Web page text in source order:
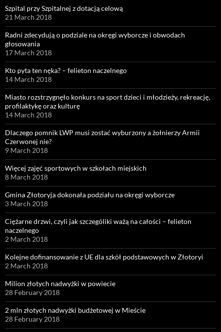
Szpital przy Szpitalnej z dotacją celową
21 March 2018
Radni zdecydują o podziale na okręgi wyborcze i obwodach
głosowania
17 March 2018
Kto pyta ten nęka? – felieton naczelnego
14 March 2018
Miasto rozstrzygnęło konkurs na sport dzieci i młodzieży, rekreację,
profilaktykę oraz kulturę
14 March 2018
Dlaczego pomnik LWP musi zostać wyburzony a żołnierzy Armii
Czerwonej nie?
9 March 2018
Więcej zajęć sportowych w szkołach miejskich
8 March 2018
Gmina Złotoryja dokonała podziału na okręgi wyborcze
3 March 2018
Ciężarne drzwi, czyli jak szczególiki ważą na całości – felieton
naczelnego
2 March 2018
Kolejne dofinansowanie z UE dla szkół podstawowych w Złotoryi
2 March 2018
Milion złotych nadwyżki w powiecie
28 February 2018
2 mln złotych nadwyżki budżetowej w Mieście
28 February 2018